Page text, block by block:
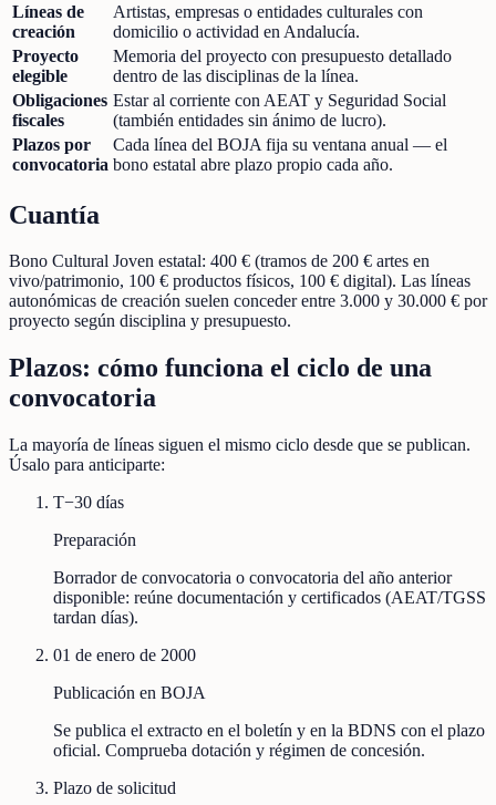
Líneas de
creación
Artistas, empresas o entidades culturales con
domicilio o actividad en Andalucía.
Proyecto
elegible
Memoria del proyecto con presupuesto detallado
dentro de las disciplinas de la línea.
Obligaciones
fiscales
Estar al corriente con AEAT y Seguridad Social
(también entidades sin ánimo de lucro).
Plazos por
convocatoria
Cada línea del BOJA fija su ventana anual — el
bono estatal abre plazo propio cada año.
Cuantía
Bono Cultural Joven estatal: 400 € (tramos de 200 € artes en
vivo/patrimonio, 100 € productos físicos, 100 € digital). Las líneas
autonómicas de creación suelen conceder entre 3.000 y 30.000 € por
proyecto según disciplina y presupuesto.
Plazos: cómo funciona el ciclo de una
convocatoria
La mayoría de líneas siguen el mismo ciclo desde que se publican.
Úsalo para anticiparte:
T−30 días
Preparación
Borrador de convocatoria o convocatoria del año anterior
disponible: reúne documentación y certificados (AEAT/TGSS
tardan días).
01 de enero de 2000
Publicación en BOJA
Se publica el extracto en el boletín y en la BDNS con el plazo
oficial. Comprueba dotación y régimen de concesión.
Plazo de solicitud